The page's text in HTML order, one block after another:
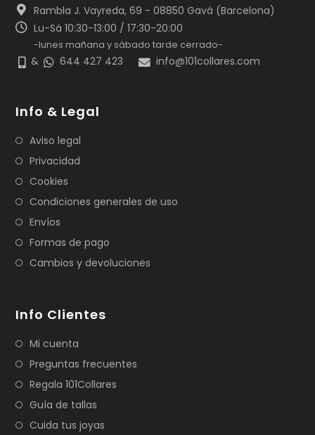
Rambla J. Vayreda, 69 - 08850 Gavá (Barcelona)
Lu-Sá 10:30-13:00 / 17:30-20:00
-lunes mañana y sábado tarde cerrado-
& 644 427 423 info@101collares.com
Info & Legal
Aviso legal
Privacidad
Cookies
Condiciones generales de uso
Envíos
Formas de pago
Cambios y devoluciones
Info Clientes
Mi cuenta
Preguntas frecuentes
Regala 101Collares
Guía de tallas
Cuida tus joyas